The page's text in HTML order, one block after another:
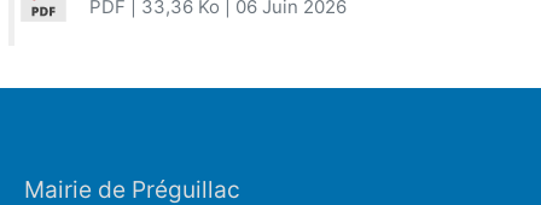
PDF | 33,36 Ko | 06 Juin 2026
Mairie de Préguillac